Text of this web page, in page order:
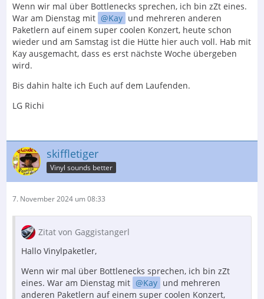
Wenn wir mal über Bottlenecks sprechen, ich bin zZt eines.
War am Dienstag mit
Kay und mehreren anderen
Paketlern auf einem super coolen Konzert, heute schon
wieder und am Samstag ist die Hütte hier auch voll. Hab mit
Kay ausgemacht, dass es erst nächste Woche übergeben
wird.
Bis dahin halte ich Euch auf dem Laufenden.
LG Richi
skiffletiger
Vinyl sounds better
7. November 2024 um 08:33
Zitat von Gaggistangerl
Hallo Vinylpaketler,
Wenn wir mal über Bottlenecks sprechen, ich bin zZt
eines. War am Dienstag mit
Kay und mehreren
anderen Paketlern auf einem super coolen Konzert,